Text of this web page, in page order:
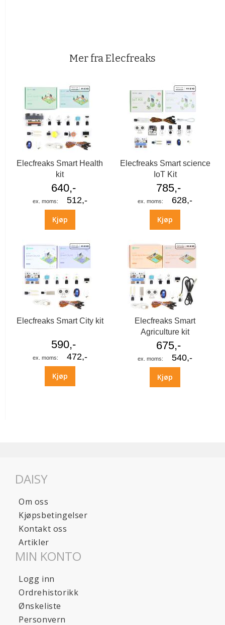
Mer fra Elecfreaks
Elecfreaks Smart Health
kit
640,-
512,-
Kjøp
Elecfreaks Smart science
IoT Kit
785,-
628,-
Kjøp
Elecfreaks Smart City kit
590,-
472,-
Kjøp
Elecfreaks Smart
Agriculture kit
675,-
540,-
Kjøp
DAISY
Om oss
Kjøpsbetingelser
Kontakt oss
Artikler
MIN KONTO
Logg inn
Ordrehistorikk
Ønskeliste
Personvern